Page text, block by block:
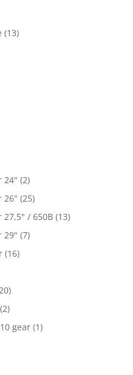
(13)
24" (2)
26" (25)
/ 650B (13)
29" (7)
(16)
(2)
gear (1)